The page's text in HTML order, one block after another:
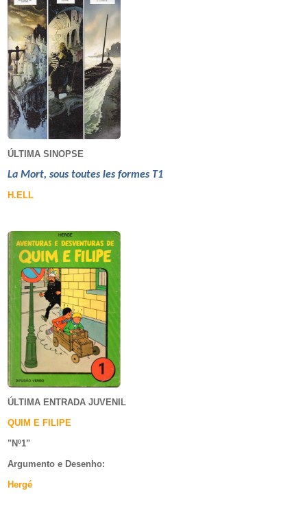
ÚLTIMA SINOPSE
La Mort, sous toutes les formes T1
H.ELL
ÚLTIMA ENTRADA JUVENIL
QUIM E FILIPE
"Nº1"
Argumento e Desenho:
Hergé